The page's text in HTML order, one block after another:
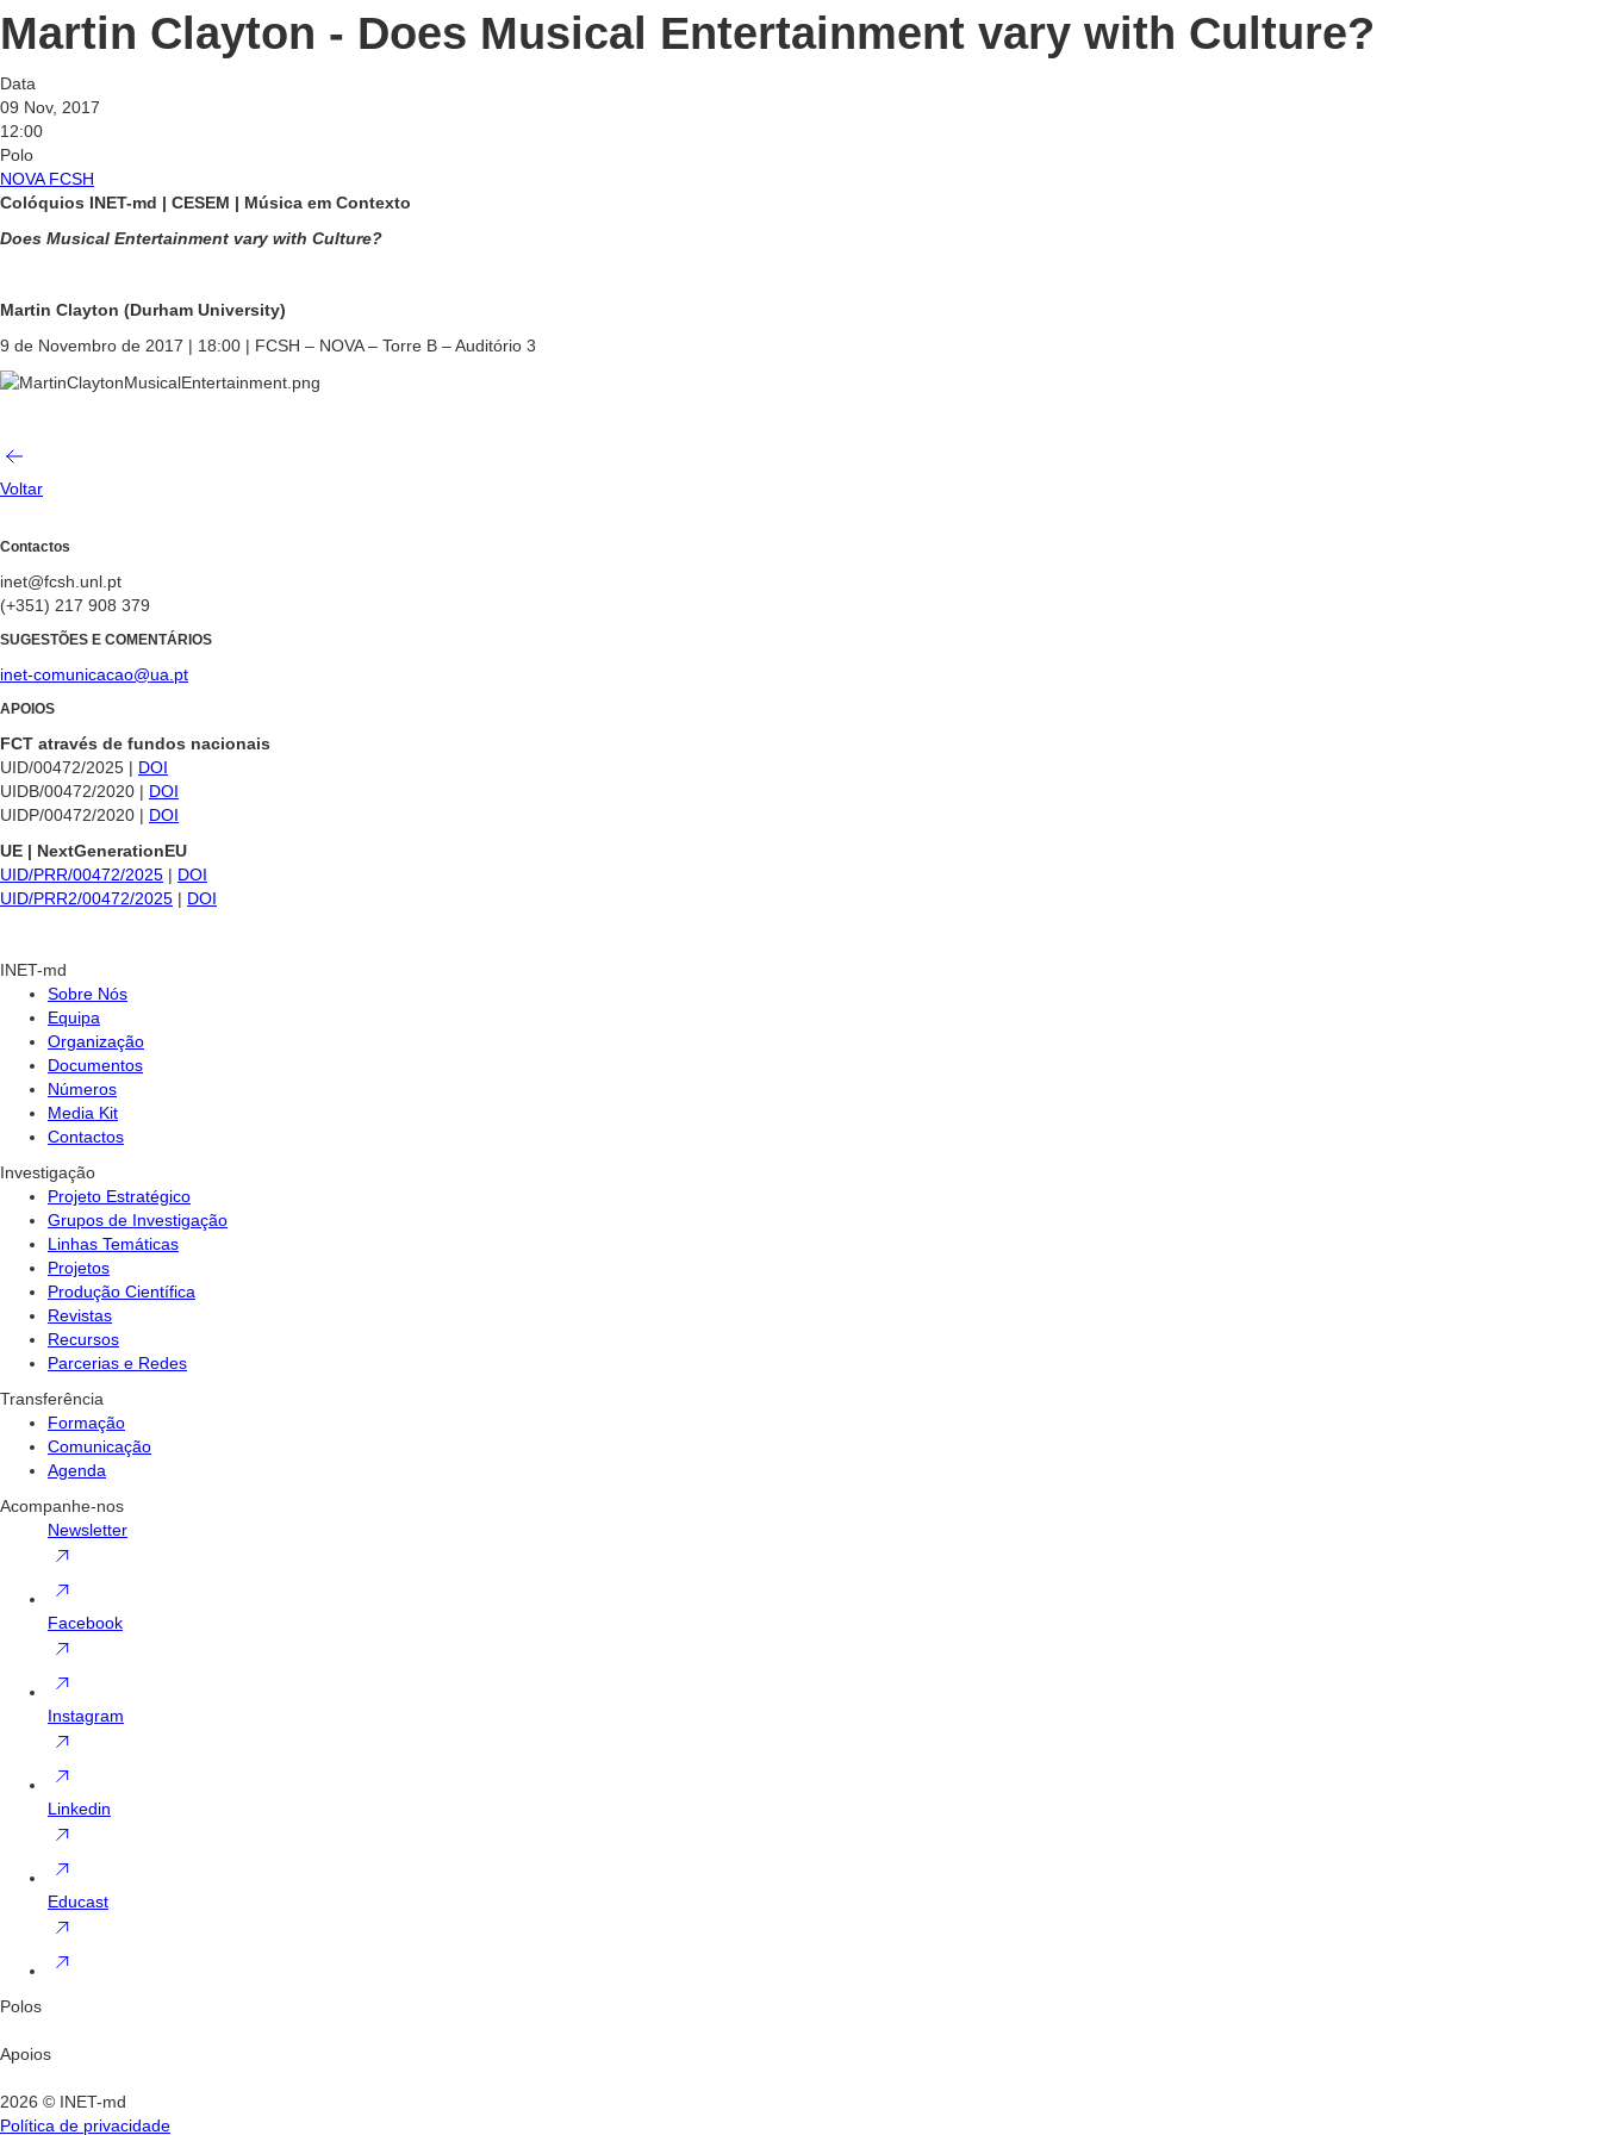
Martin Clayton - Does Musical Entertainment vary with Culture?
Data
09 Nov, 2017
12:00
Polo
NOVA FCSH
Colóquios INET-md | CESEM | Música em Contexto
Does Musical Entertainment vary with Culture?
Martin Clayton (Durham University)
9 de Novembro de 2017 | 18:00 | FCSH – NOVA – Torre B – Auditório 3
Voltar
Contactos
inet@fcsh.unl.pt
(+351) 217 908 379
SUGESTÕES E COMENTÁRIOS
inet-comunicacao@ua.pt
APOIOS
FCT através de fundos nacionais
UID/00472/2025 | DOI
UIDB/00472/2020 | DOI
UIDP/00472/2020 | DOI
UE | NextGenerationEU
UID/PRR/00472/2025 | DOI
UID/PRR2/00472/2025 | DOI
INET-md
Sobre Nós
Equipa
Organização
Documentos
Números
Media Kit
Contactos
Investigação
Projeto Estratégico
Grupos de Investigação
Linhas Temáticas
Projetos
Produção Científica
Revistas
Recursos
Parcerias e Redes
Transferência
Formação
Comunicação
Agenda
Acompanhe-nos
Newsletter
Facebook
Instagram
Linkedin
Educast
Polos
Apoios
2026 © INET-md
Política de privacidade